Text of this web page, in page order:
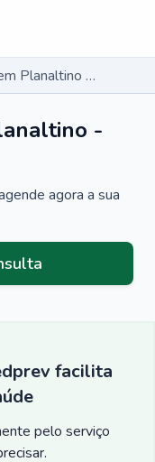
Clínico Geral em Planaltino - BA
-
agora a sua
facilita
pelo serviço